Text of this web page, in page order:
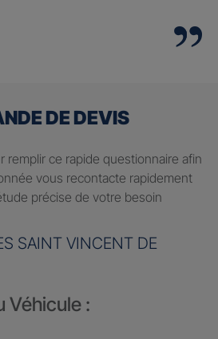
DE DEVIS
remplir ce rapide questionnaire afin
vous recontacte rapidement
précise de votre besoin
SAINT VINCENT DE
Véhicule :